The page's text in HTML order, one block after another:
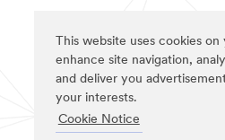
This website uses cookies
enhance site navigation,
and deliver you
your interests.
Cookie Notice